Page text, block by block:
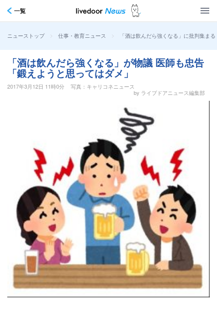
一覧
ニューストップ > 仕事・教育ニュース > 「酒は飲んだら強くなる」に批判集ま
「酒は飲んだら強くなる」が物議 医師も忠告
「鍛えようと思ってはダメ」
2017年3月12日 11時0分
写真：キャリコネニュース
by ライブドアニュース編集部